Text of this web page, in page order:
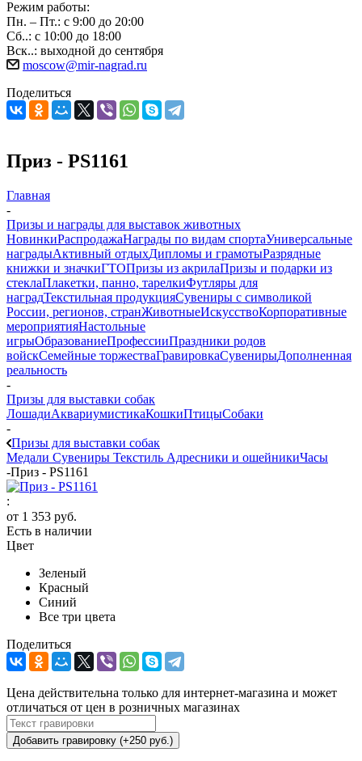
Режим работы:
Пн. – Пт.: с 9:00 до 20:00
Сб..: с 10:00 до 18:00
Вск..: выходной до сентября
moscow@mir-nagrad.ru
Поделиться
Приз - PS1161
Главная
-
Призы и награды для выставок животных
НовинкиРаспродажаНаграды по видам спортаУниверсальные
наградыАктивный отдыхДипломы и грамотыРазрядные
книжки и значкиГТОПризы из акрилаПризы и подарки из
стеклаПлакетки, панно, тарелкиФутляры для
наградТекстильная продукцияСувениры с символикой
России, регионов, странЖивотныеИскусствоКорпоративные
мероприятияНастольные
игрыОбразованиеПрофессииПраздники родов
войскСемейные торжестваГравировкаСувенирыДополненная
реальность
-
Призы для выставки собак
ЛошадиАквариумистикаКошкиПтицыСобаки
-
Призы для выставки собак
Медали Сувениры Текстиль Адресники и ошейникиЧасы
-Приз - PS1161
:
от 1 353 руб.
Есть в наличии
Цвет
Зеленый
Красный
Синий
Все три цвета
Поделиться
Цена действительна только для интернет-магазина и может
отличаться от цен в розничных магазинах
Добавить гравировку (+250 руб.)